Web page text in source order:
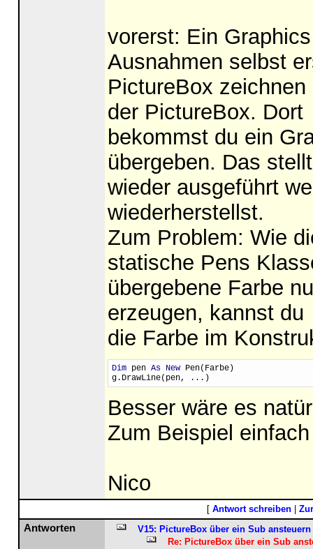
vorerst: Ein
Ausnahmen selbst
PictureBox
der PictureBox. Dort
bekommst du ein
übergeben. Das
wieder ausgeführt
wiederherstellst.
Zum Problem: Wie
statische Pens
übergebene Farbe
erzeugen, kannst du
die Farbe im
Dim pen As New Pen(Farbe)
g.DrawLine(pen, ...)
Besser wäre es
Zum Beispiel
Nico
[ Antwort schreiben|
Antworten V15: PictureBox über ein Sub ansteuern
Re: PictureBox über ein Sub